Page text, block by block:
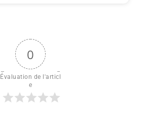
0
Évaluation de l'articl
e